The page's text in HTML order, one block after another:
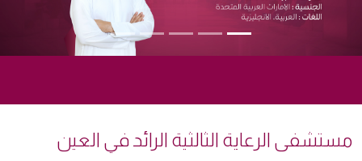
مستشفى الرعاية الثالثية الرائد في العين